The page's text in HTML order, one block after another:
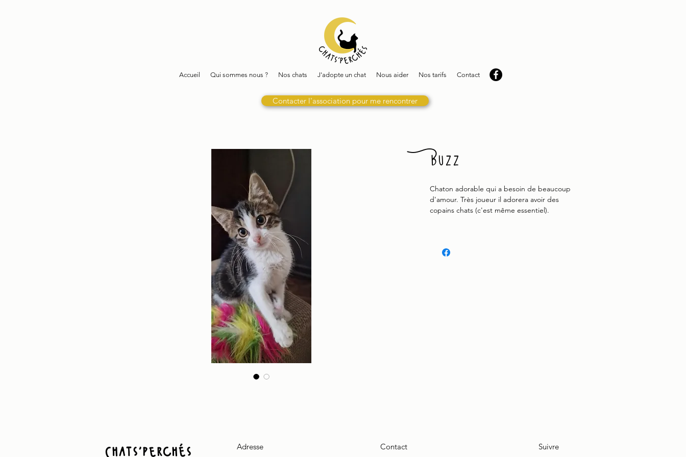
Accueil Qui sommes nous ? Nos chats J'adopte un chat Nous aider Nos tarifs Contact
Contacter l'association pour me rencontrer
Buzz
Chaton adorable qui a besoin de beaucoup
d'amour. Très joueur il adorera avoir des
copains chats (c'est même essentiel).
Chats'perchés Adresse Contact Suivre